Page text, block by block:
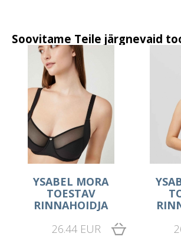
Soovitame Teile järgnevaid
YSABEL MORA
TOESTAV
RINNAHOIDJA
26.44 EUR